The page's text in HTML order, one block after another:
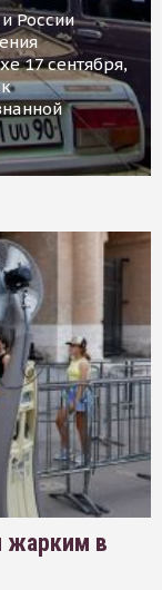
России
17 сентября,
жарким в